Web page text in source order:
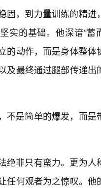
固，到力量训练的精
实的基础。他深谙“
的动作，而是身体整
及最终通过腿部传递
不是简单的爆发，而
绝非只有蛮力。更为
任何观者为之惊叹。他